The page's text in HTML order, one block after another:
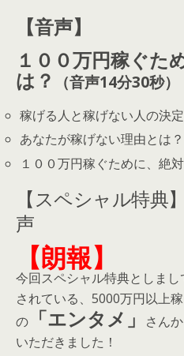
【音声】
１００万円稼ぐた
は？ （音声14分30秒）
稼げる人と稼げない人の決
あなたが稼げない理由とは？
１００万円稼ぐために、
【スペシャル特典
声
【朗報】
今回スペシャル特典としま
されている、5000万円以上
の
「エンタメ」
さん
いただきました！